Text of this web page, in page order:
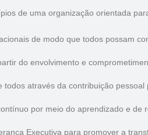
de uma organização orientada
de modo que todos possam
do envolvimento e
através da contribuição
por meio do aprendizado e de
Executiva para promover a